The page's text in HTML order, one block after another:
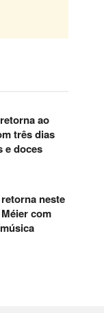
ao
três dias
e doces
neste
com